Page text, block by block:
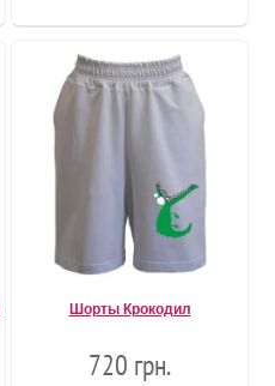
Шорты Крокодил
720 грн.